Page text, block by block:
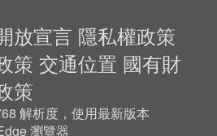
放宣言 隱私權政策
策 交通位置 國有財
策
解析度，使用最新版本
瀏覽器